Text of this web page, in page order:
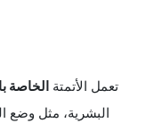
تعمل الأتمتة الخاصة
البشرية، مثل وضع